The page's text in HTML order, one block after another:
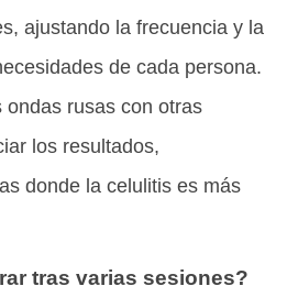
ajustando la frecuencia y la
de cada persona.
rusas con otras
los resultados,
donde la celulitis es más
tras varias sesiones?